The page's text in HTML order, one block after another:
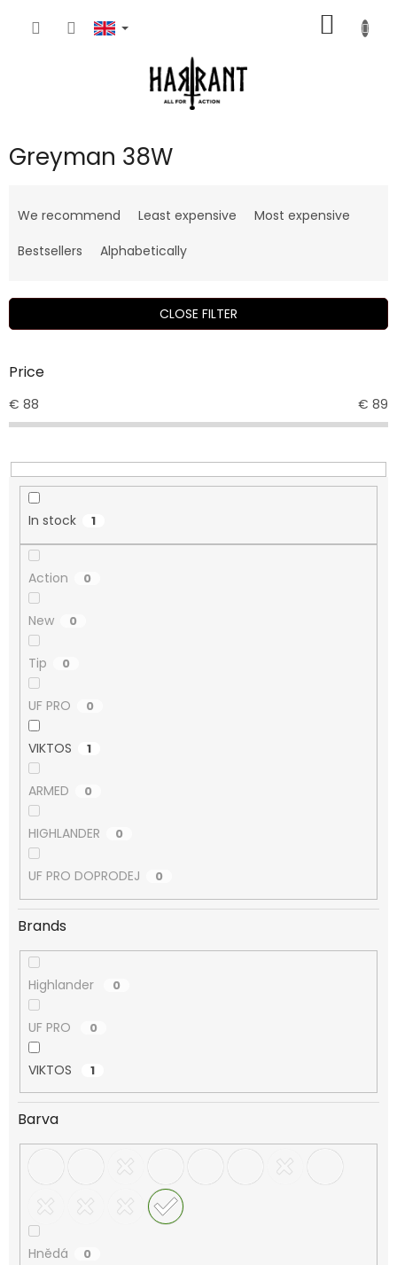
CART
Greyman 38W
d
c
s
r
i
n
We recommend Least expensive
Most expensive
Bestsellers
Alphabetically
CLOSE FILTER
Price
€ 88 € 89
In stock 1
Action 0
New 0
Tip 0
UF PRO 0
VIKTOS 1
ARMED 0
HIGHLANDER 0
UF PRO DOPRODEJ 0
Brands
Highlander 0
UF PRO 0
VIKTOS 1
Barva
Hnědá 0